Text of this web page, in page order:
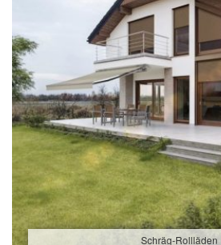
Schräg-Rollläden